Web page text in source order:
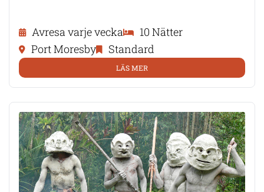
Avresa varje vecka
10 Nätter
Port Moresby
Standard
LÄS MER